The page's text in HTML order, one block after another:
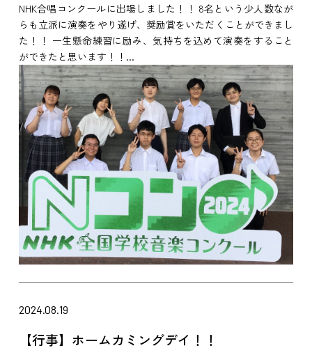
NHK合唱コンクールに出場しました！！ 8名という少人数なが
らも立派に演奏をやり遂げ、奨励賞をいただくことができまし
た！！ 一生懸命練習に励み、気持ちを込めて演奏をすること
ができたと思います！！...
2024.08.19
【行事】ホームカミングデイ！！